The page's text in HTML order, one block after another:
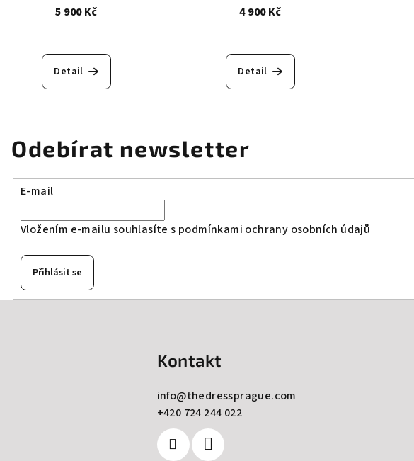
5 900 Kč
Detail
4 900 Kč
Detail
Odebírat newsletter
E-mail
Vložením e-mailu souhlasíte s podmínkami ochrany osobních údajů
Přihlásit se
Kontakt
info@thedressprague.com
+420 724 244 022